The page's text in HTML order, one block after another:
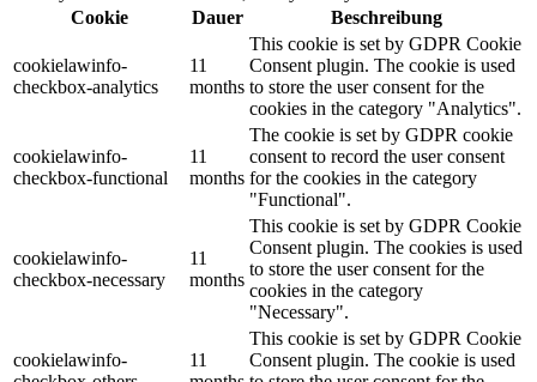
Cookie
Dauer Beschreibung
cookielawinfo-
checkbox-analytics
11
months
This cookie is set by GDPR Cookie
Consent plugin. The cookie is used
to store the user consent for the
cookies in the category "Analytics".
cookielawinfo-
checkbox-functional
11
months
The cookie is set by GDPR cookie
consent to record the user consent
for the cookies in the category
"Functional".
cookielawinfo-
checkbox-necessary
11
months
This cookie is set by GDPR Cookie
Consent plugin. The cookies is used
to store the user consent for the
cookies in the category
"Necessary".
cookielawinfo-
11
This cookie is set by GDPR Cookie
Consent plugin. The cookie is used